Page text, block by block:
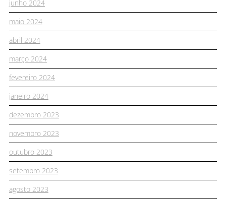
junho 2024
maio 2024
abril 2024
março 2024
fevereiro 2024
janeiro 2024
dezembro 2023
novembro 2023
outubro 2023
setembro 2023
agosto 2023